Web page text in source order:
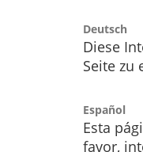
Deutsch
Diese
Seite zu
Español
Esta
favor,